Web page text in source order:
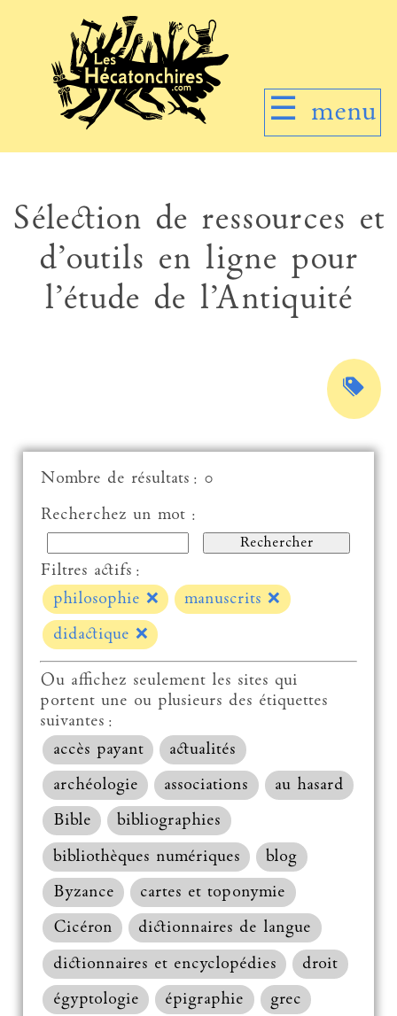
☰ menu
Sélection de ressources et
d’outils en ligne pour
l’étude de l’Antiquité
Nombre de résultats : 0
Recherchez un mot :
Filtres actifs :
philosophie ❌ manuscrits❌
didactique ❌
Ou affichez seulement les sites qui
portent une ou plusieurs des étiquettes
suivantes :
accès payant
actualités
archéologie
associations
au hasard
Bible
bibliographies
bibliothèques numériques
blog
Byzance
cartes et toponymie
Cicéron
dictionnaires de langue
dictionnaires et encyclopédies
droit
égyptologie
épigraphie
grec